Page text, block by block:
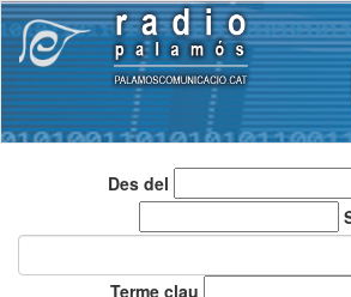
Des del
Terme clau